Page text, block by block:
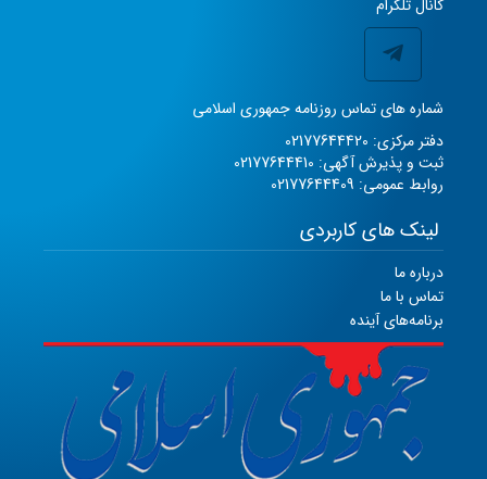
کانال تلگرام
شماره های تماس روزنامه جمهوری اسلامی
دفتر مرکزی: 02177644420
ثبت و پذیرش آگهی: 02177644410
روابط عمومی: 02177644409
لینک های کاربردی
درباره ما
تماس با ما
برنامه‌های آینده